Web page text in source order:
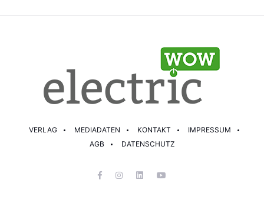
VERLAG MEDIADATEN KONTAKT
IMPRESSUM
AGB
DATENSCHUTZ